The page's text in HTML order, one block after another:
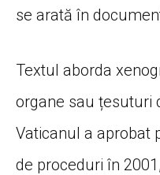
se arată în
Textul aborda
organe sau țesuturi
Vaticanul a aprobat
de proceduri în